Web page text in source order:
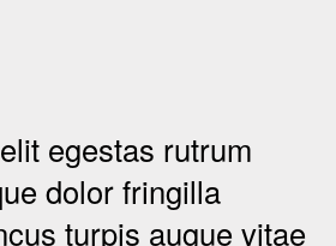
egestas rutrum
dolor fringilla
turpis augue vitae